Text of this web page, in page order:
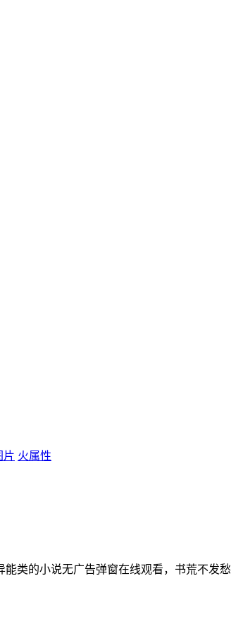
片 火属性
类的小说无广告弹窗在线观看，书荒不发愁